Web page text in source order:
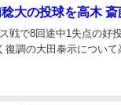
大の投球を高木
戦で8回途中1失点の好
復調の大田泰示につい